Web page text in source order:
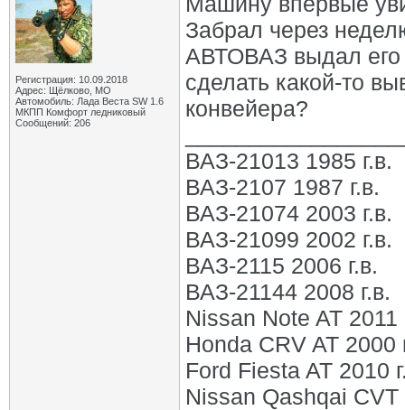
Регистрация: 10.09.2018
Адрес: Щёлково, МО
Автомобиль: Лада Веста SW 1.6
МКПП Комфорт ледниковый
Сообщений: 206
Забрал через
АВТОВАЗ выдал его
сделать какой-то
конвейера?
ВАЗ-21013 1985 г.в.
ВАЗ-2107 1987 г.в.
ВАЗ-21074 2003 г.в.
ВАЗ-21099 2002 г.в.
ВАЗ-2115 2006 г.в.
ВАЗ-21144 2008 г.в.
Nissan Note AT 2011
Honda CRV AT 2000
Ford Fiesta AT 2010
Nissan Qashqai CVT